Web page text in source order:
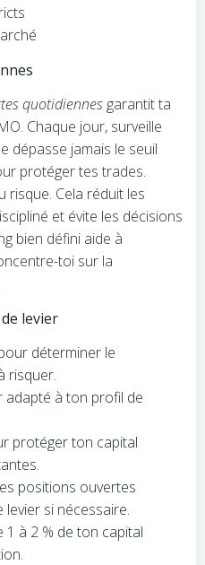
quotidiennes garantit ta
Chaque jour, surveille
dépasse jamais le seuil
protéger tes trades.
risque. Cela réduit les
et évite les décisions
bien défini aide à
toi sur la
levier
déterminer le
risquer.
adapté à ton profil de
protéger ton capital
positions ouvertes
si nécessaire.
1 à 2 % de ton capital